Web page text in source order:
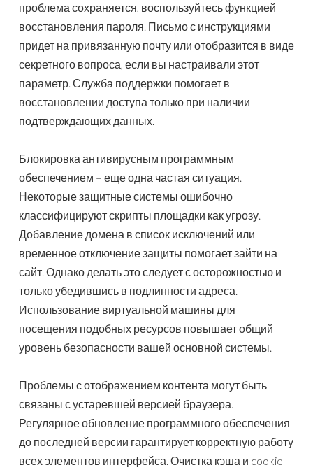
проблема сохраняется, воспользуйтесь функцией
восстановления пароля. Письмо с инструкциями
придет на привязанную почту или отобразится в виде
секретного вопроса, если вы настраивали этот
параметр. Служба поддержки помогает в
восстановлении доступа только при наличии
подтверждающих данных.
Блокировка антивирусным программным
обеспечением – еще одна частая ситуация.
Некоторые защитные системы ошибочно
классифицируют скрипты площадки как угрозу.
Добавление домена в список исключений или
временное отключение защиты помогает зайти на
сайт. Однако делать это следует с осторожностью и
только убедившись в подлинности адреса.
Использование виртуальной машины для
посещения подобных ресурсов повышает общий
уровень безопасности вашей основной системы.
Проблемы с отображением контента могут быть
связаны с устаревшей версией браузера.
Регулярное обновление программного обеспечения
до последней версии гарантирует корректную работу
всех элементов интерфейса. Очистка кэша и cookie-